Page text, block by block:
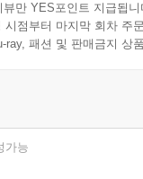
만 YES포인트 지급됩니
시점부터 마지막 회차 주
ray, 패션 및 판매금지 상
가능